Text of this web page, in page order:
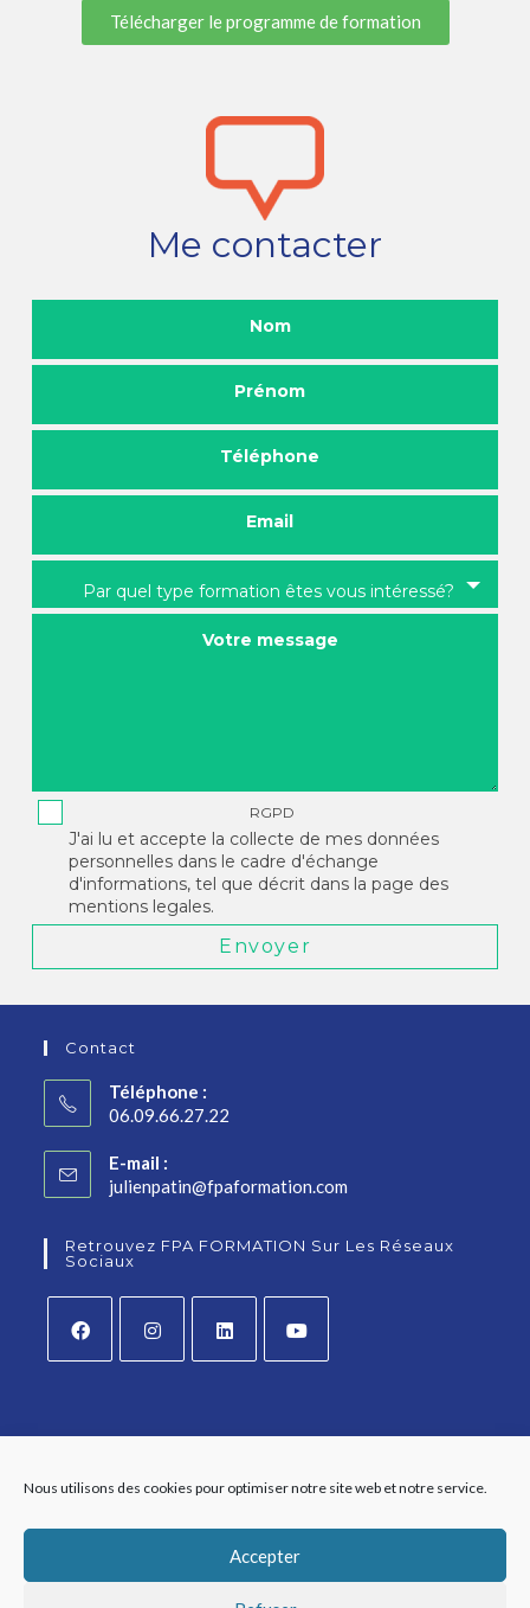
Nous utilisons des cookies pour optimiser notre site web et notre service.
Accepter
Télécharger le programme de formation
Me contacter
Nom
Prénom
Téléphone
Email
Par quel type formation êtes vous intéressé?
Votre message
RGPD
J'ai lu et accepte la collecte de mes données
personnelles dans le cadre d'échange
d'informations, tel que décrit dans la page des
mentions legales.
Envoyer
Contact
Téléphone :
06.09.66.27.22
E-mail :
julienpatin@fpaformation.com
Retrouvez FPA FORMATION Sur Les Réseaux
Sociaux